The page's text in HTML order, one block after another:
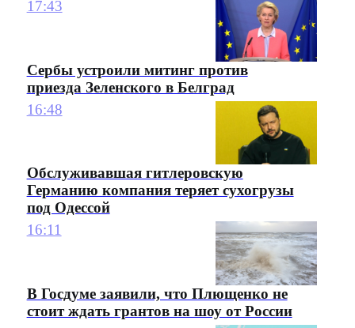
17:43
Сербы устроили митинг против
приезда Зеленского в Белград
16:48
Обслуживавшая гитлеровскую
Германию компания теряет сухогрузы
под Одессой
16:11
В Госдуме заявили, что Плющенко не
стоит ждать грантов на шоу от России